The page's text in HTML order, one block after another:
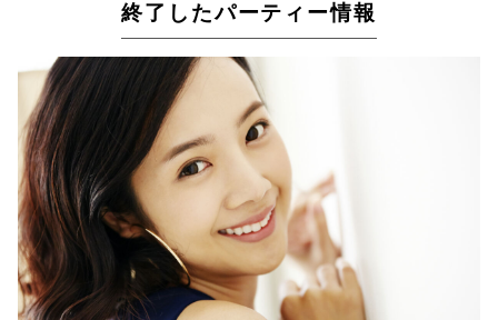
終了したパーティー情報